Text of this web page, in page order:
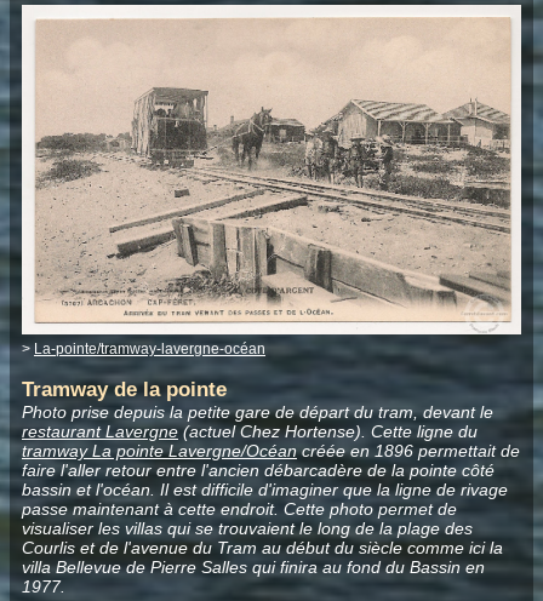
> La-pointe/tramway-lavergne-océan
Tramway de la pointe
Photo prise depuis la petite gare de départ du tram, devant le
restaurant Lavergne(actuel Chez Hortense). Cette ligne du
tramway La pointe Lavergne/Océancréée en 1896 permettait de
faire l'aller retour entre l'ancien débarcadère de la pointe côté
bassin et l'océan. Il est difficile d'imaginer que la ligne de rivage
passe maintenant à cette endroit. Cette photo permet de
visualiser les villas qui se trouvaient le long de la plage des
Courlis et de l'avenue du Tram au début du siècle comme ici la
villa Bellevue de Pierre Salles qui finira au fond du Bassin en
1977.